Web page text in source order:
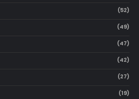
(52)
(49)
(47)
(42)
(27)
(19)